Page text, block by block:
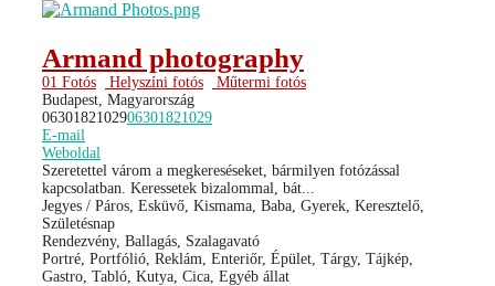
Armand photography
01 Fotós Helyszíni fotós
Műtermi fotós
Budapest, Magyarország
0630182102906301821029
E-mail
Weboldal
Szeretettel várom a megkereséseket, bármilyen fotózással
kapcsolatban. Keressetek bizalommal, bát...
Jegyes / Páros, Esküvő, Kismama, Baba, Gyerek, Keresztelő,
Születésnap
Rendezvény, Ballagás, Szalagavató
Portré, Portfólió, Reklám, Enteriőr, Épület, Tárgy, Tájkép,
Gastro, Tabló, Kutya, Cica, Egyéb állat